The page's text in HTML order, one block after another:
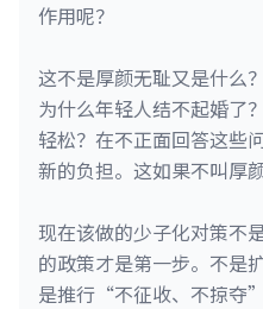
作用呢？
这不是厚颜无耻又是什么？
为什么年轻人结不起婚了
轻松？在不正面回答这些
新的负担。这如果不叫厚
现在该做的少子化对策
的政策才是第一步。不
是推行“不征收、不掠夺